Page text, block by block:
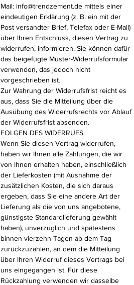
Mail: info@trendzement.de mittels einer
eindeutigen Erklärung (z. B. ein mit der
Post versandter Brief, Telefax oder E-Mail)
über Ihren Entschluss, diesen Vertrag zu
widerrufen, informieren. Sie können dafür
das beigefügte Muster-Widerrufsformular
verwenden, das jedoch nicht
vorgeschrieben ist.
Zur Wahrung der Widerrufsfrist reicht es
aus, dass Sie die Mitteilung über die
Ausübung des Widerrufsrechts vor Ablauf
der Widerrufsfrist absenden.
FOLGEN DES WIDERRUFS
Wenn Sie diesen Vertrag widerrufen,
haben wir Ihnen alle Zahlungen, die wir
von Ihnen erhalten haben, einschließlich
der Lieferkosten (mit Ausnahme der
zusätzlichen Kosten, die sich daraus
ergeben, dass Sie eine andere Art der
Lieferung als die von uns angebotene,
günstigste Standardlieferung gewählt
haben), unverzüglich und spätestens
binnen vierzehn Tagen ab dem Tag
zurückzuzahlen, an dem die Mitteilung
über Ihren Widerruf dieses Vertrags bei
uns eingegangen ist. Für diese
Rückzahlung verwenden wir dasselbe